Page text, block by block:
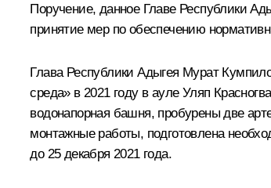
Поручение, данное Главе Республики
принятие мер по обеспечению
Глава Республики Адыгея Мурат
среда» в 2021 году в ауле Уляп
водонапорная башня, пробурены две
монтажные работы, подготовлена
до 25 декабря 2021 года.